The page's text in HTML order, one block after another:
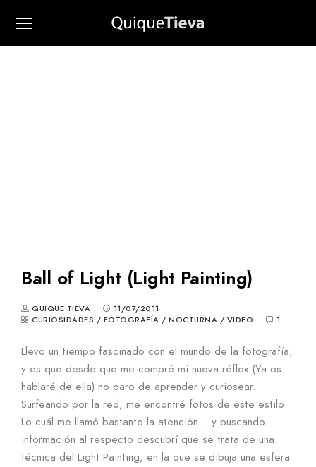
Ball of Light (Light Painting)
QUIQUE TIEVA
11/07/2011
CURIOSIDADES / FOTOGRAFÍA / NOCTURNA / VIDEO 1
Llevo un tiempo fascinado con el mundo de la fotografía,
y es que desde que me compré mi nueva réflex (Ya os
hablaré de ella) no paro de aprender y curiosear.
Surfeando por la red, me encontré fotos de este estilo:
Lo cuál me llamó bastante la atención… y buscando
información al respecto descubrí que se trata de una
técnica del Light Painting, en la que se dibuja una esfera